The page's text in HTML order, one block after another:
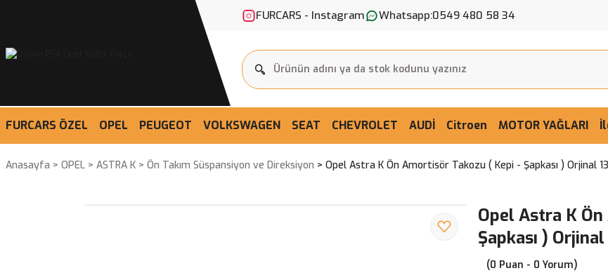
FURCARS - Instagram Whatsapp:0549 480 58 34
FURCARS ÖZEL OPEL PEUGEOT VOLKSWAGEN SEAT CHEVROLET AUDİ Citroen MOTOR YAĞLARI
Anasayfa OPEL ASTRA K Ön Takım Süspansiyon ve Direksiyon Opel Astra K Ön Amortisör Takozu ( Kepi - Şapkası ) Orjinal
Opel Astra K
Şapkası )
(0 Puan - 0 Yorum)